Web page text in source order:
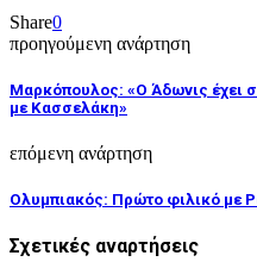
Share0
προηγούμενη ανάρτηση
Μαρκόπουλος: «Ο Άδωνις έχει
με Κασσελάκη»
επόμενη ανάρτηση
Ολυμπιακός: Πρώτο φιλικό με
Σχετικές αναρτήσεις